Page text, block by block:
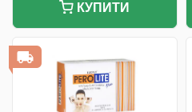
КУПИТИ